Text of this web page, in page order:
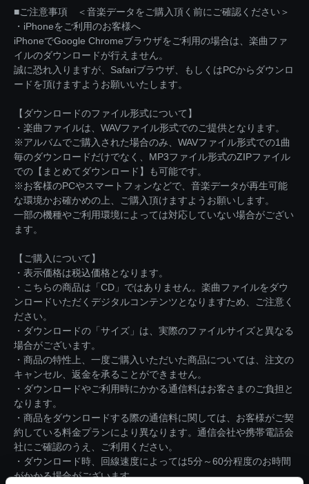
■ご注意事項 ＜音楽データをご購入頂く前にご確認ください＞
・iPhoneをご利用のお客様へ
iPhoneでGoogle Chromeブラウザをご利用の場合は、楽曲ファ
イルのダウンロードが行えません。
誠に恐れ入りますが、Safariブラウザ、もしくはPCからダウンロ
ードを頂けますようお願いいたします。
【ダウンロードのファイル形式について】
・楽曲ファイルは、WAVファイル形式でのご提供となります。
※アルバムでご購入された場合のみ、WAVファイル形式での1曲
毎のダウンロードだけでなく、MP3ファイル形式のZIPファイル
での【まとめてダウンロード】も可能です。
※お客様のPCやスマートフォンなどで、音楽データが再生可能
な環境かお確かめの上、ご購入頂けますようお願いします。
一部の機種やご利用環境によっては対応していない場合がござい
ます。
【ご購入について】
・表示価格は税込価格となります。
・こちらの商品は「CD」ではありません。楽曲ファイルをダウ
ンロードいただくデジタルコンテンツとなりますため、ご注意く
ださい。
・ダウンロードの「サイズ」は、実際のファイルサイズと異なる
場合がございます。
・商品の特性上、一度ご購入いただいた商品については、注文の
キャンセル、返金を承ることができません。
・ダウンロードやご利用時にかかる通信料はお客さまのご負担と
なります。
・商品をダウンロードする際の通信料に関しては、お客様がご契
約している料金プランにより異なります。通信会社や携帯電話会
社にご確認のうえ、ご利用ください。
・ダウンロード時、回線速度によっては5分～60分程度のお時間
がかかる場合がございます。